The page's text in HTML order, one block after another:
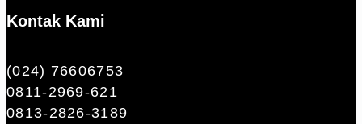
Kontak Kami
(024) 76606753
0811-2969-621
0813-2826-3189